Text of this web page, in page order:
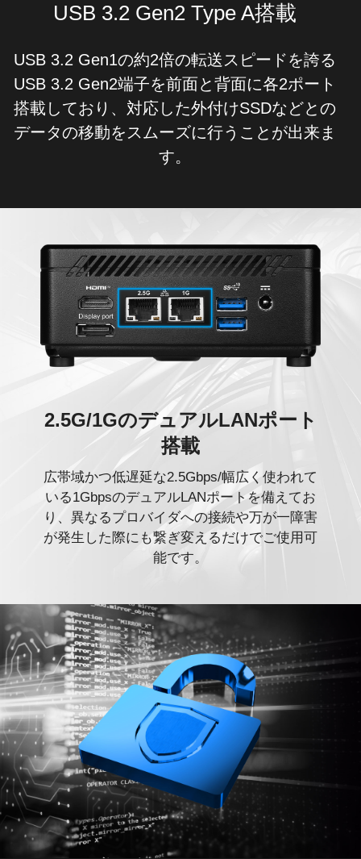
USB 3.2 Gen2 Type A搭載
USB 3.2 Gen1の約2倍の転送スピードを誇る
USB 3.2 Gen2端子を前面と背面に各2ポート
搭載しており、対応した外付けSSDなどとの
データの移動をスムーズに行うことが出来ま
す。
2.5G/1GのデュアルLANポート
搭載
広帯域かつ低遅延な2.5Gbps/幅広く使われて
いる1GbpsのデュアルLANポートを備えてお
り、異なるプロバイダへの接続や万が一障害
が発生した際にも繋ぎ変えるだけでご使用可
能です。